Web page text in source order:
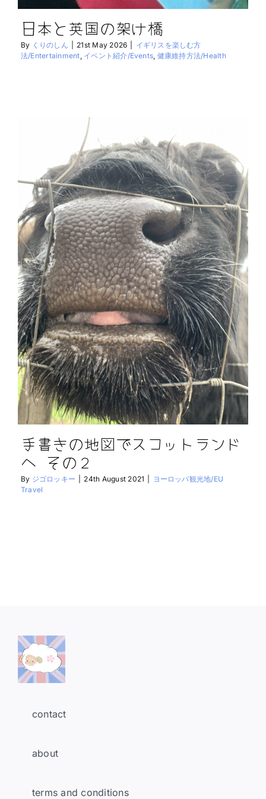
日本と英国の架け橋
By くりのしん 21st May 2026
イギリスを楽しむ方
法/Entertainment イベント紹介/Events 健康維持方法/Health
手書きの地図でスコットランド
へ その２
By ジゴロッキー 24th August 2021
ヨーロッパ観光地/EU
Travel
contact
about
terms and conditions